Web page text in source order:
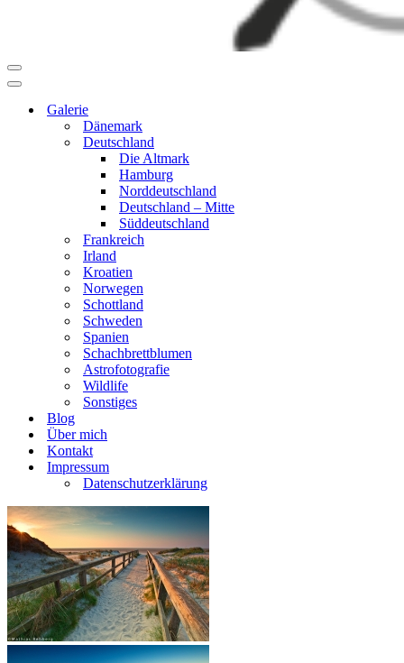
Navigationsmenü
Navigationsmenü
Galerie
Dänemark
Deutschland
Die Altmark
Hamburg
Norddeutschland
Deutschland – Mitte
Süddeutschland
Frankreich
Irland
Kroatien
Norwegen
Schottland
Schweden
Spanien
Schachbrettblumen
Astrofotografie
Wildlife
Sonstiges
Blog
Über mich
Kontakt
Impressum
Datenschutzerklärung